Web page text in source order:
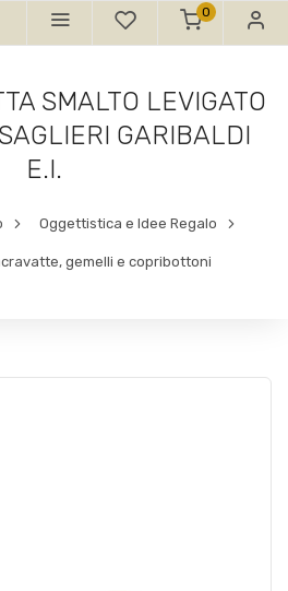
0
SMALTO LEVIGATO
GARIBALDI
E.I.
Oggettistica e Idee Regalo
gemelli e copribottoni